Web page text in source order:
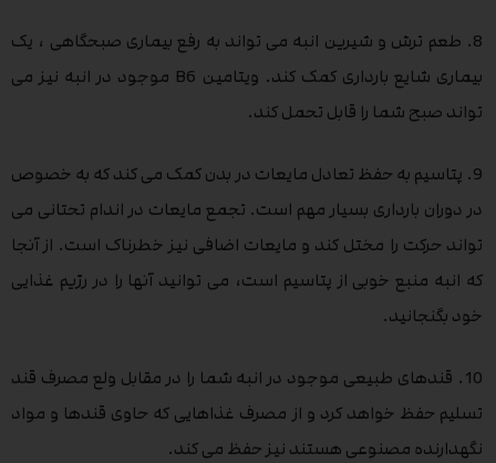
8. طعم ترش و شیرین انبه می تواند به رفع بیماری صبحگاهی ، یک
بیماری شایع بارداری کمک کند. ویتامین B6 موجود در انبه نیز می
تواند صبح شما را قابل تحمل کند.
9. پتاسیم به حفظ تعادل مایعات در بدن کمک می کند که به خصوص
در دوران بارداری بسیار مهم است. تجمع مایعات در اندام تحتانی می
تواند حرکت را مختل کند و مایعات اضافی نیز خطرناک است. از آنجا
که انبه منبع خوبی از پتاسیم است، می توانید آنها را در رژیم غذایی
خود بگنجانید.
10. قندهای طبیعی موجود در انبه شما را در مقابل ولع مصرف قند
تسلیم حفظ خواهد کرد و از مصرف غذاهایی که حاوی قندها و مواد
نگهدارنده مصنوعی هستند نیز حفظ می کند.